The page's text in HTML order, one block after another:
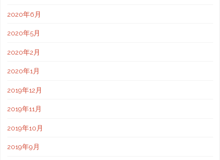
2020年6月
2020年5月
2020年2月
2020年1月
2019年12月
2019年11月
2019年10月
2019年9月